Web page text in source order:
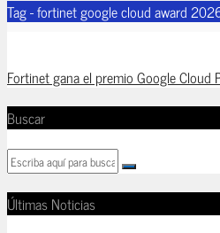
Tag - fortinet google cloud award
Fortinet gana el premio Google Cloud
Buscar
Últimas Noticias